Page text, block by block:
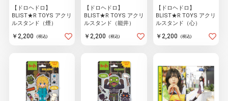
【ドロヘドロ】
BLIST★R TOYS アクリ
ルスタンド（煙）
￥2,200 (税込)
【ドロヘドロ】
BLIST★R TOYS アクリ
ルスタンド（能井）
￥2,200 (税込)
【ドロヘドロ】
BLIST★R TOYS アクリ
ルスタンド（心）
￥2,200 (税込)